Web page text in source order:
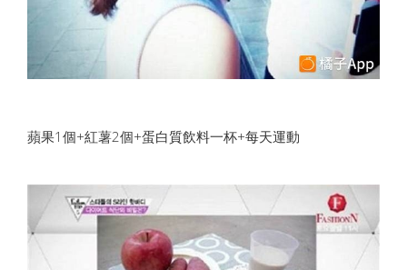
蘋果1個+紅薯2個+蛋白質飲料一杯+每天運動